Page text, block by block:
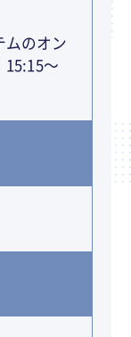
ムのオン
15:15～